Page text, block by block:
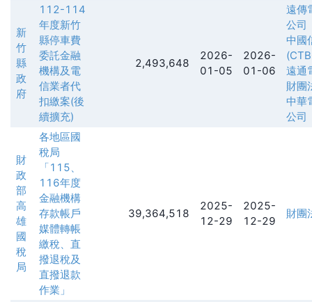
新
竹
縣
政
府
112-114
年度新竹
縣停車費
委託金融
機構及電
信業者代
扣繳案(後
續擴充)
2,493,648
2026-
01-05
2026-
01-06
遠傳
公司
中國
遠通
財團
中華
公司
財
政
部
高
雄
國
稅
局
各地區國
稅局
「115、
116年度
金融機構
存款帳戶
媒體轉帳
繳稅、直
撥退稅及
直撥退款
作業」
39,364,518
2025-
12-29
2025-
12-29
財團